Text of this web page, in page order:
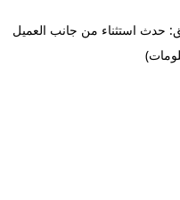
حدث استثناء من جانب العميل